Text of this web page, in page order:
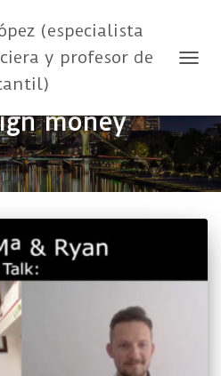
(especialista
y profesor de
money